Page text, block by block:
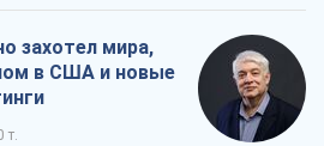
захотел мира,
в США и новые
т.